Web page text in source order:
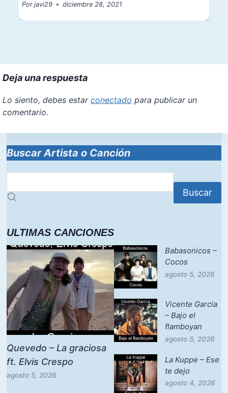
Por javi29 diciembre 28, 2021
Deja una respuesta
Lo siento, debes estar conectado para publicar un
comentario.
Buscar Artista o Canción
Buscar
ULTIMAS CANCIONES
Quevedo – La graciosa
ft. Elvis Crespo
agosto 5, 2026
Babasonicos –
Cocos
agosto 5, 2026
Vicente Garcia
– Bajo el
flamboyan
agosto 5, 2026
La Kuppe – Ese
te dejo
agosto 4, 2026